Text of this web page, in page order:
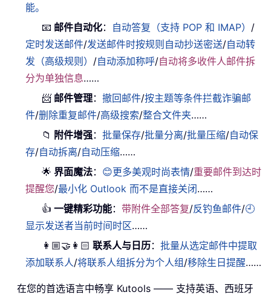
能。
📧 邮件自动化： 自动答复（支持 POP 和 IMAP） /
定时发送邮件/发送邮件时按规则自动抄送密送/自动转
发（高级规则） /自动添加称呼/自动将多收件人邮件拆
分为单独信息……
📨 邮件管理：撤回邮件/按主题等条件拦截诈骗邮
件/删除重复邮件/高级搜索/整合文件夹……
📁 附件增强：批量保存/批量分离/批量压缩/自动保
存/自动拆离/自动压缩……
🌟 界面魔法： 😊更多美观时尚表情/重要邮件到达时
提醒您/最小化 Outlook 而不是直接关闭……
👍 一键精彩功能：带附件全部答复/反钓鱼邮件/🕘
显示发送者当前时间时区……
👩🏼‍🤝‍👩🏻 联系人与日历：批量从选定邮件中提取
添加联系人/将联系人组拆分为个人组/移除生日提醒……
在您的首选语言中畅享 Kutools —— 支持英语、西班牙